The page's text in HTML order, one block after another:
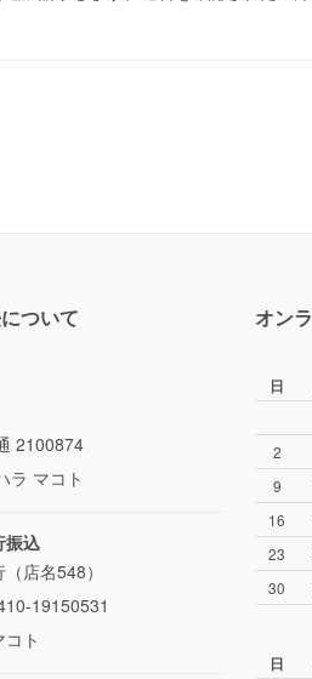
ついて
2100874
ラ マコト
振込
店名548）
19150531
ト
オン
日
2
9
16
23
30
日